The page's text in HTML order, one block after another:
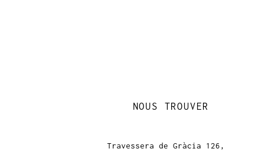
NOUS TROUVER
Travessera de Gràcia 126,